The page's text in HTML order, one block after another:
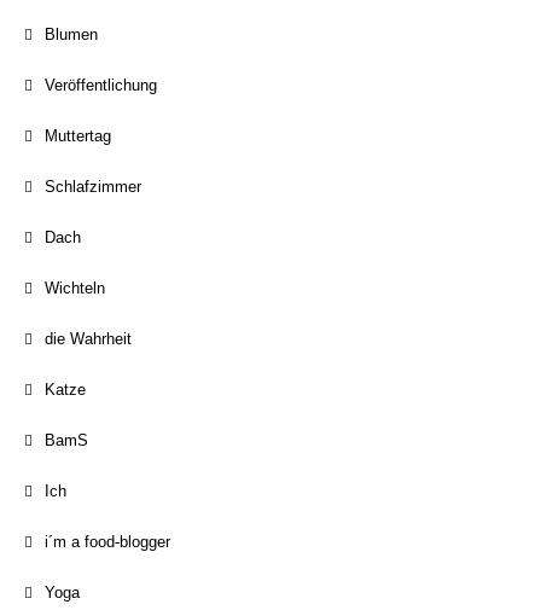
Blumen
Veröffentlichung
Muttertag
Schlafzimmer
Dach
Wichteln
die Wahrheit
Katze
BamS
Ich
i´m a food-blogger
Yoga